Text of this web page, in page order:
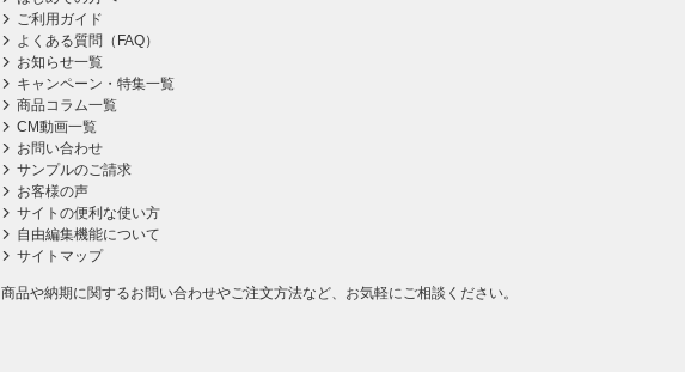
ご利用ガイド
よくある質問（FAQ）
お知らせ一覧
キャンペーン・特集一覧
商品コラム一覧
CM動画一覧
お問い合わせ
サンプルのご請求
お客様の声
サイトの便利な使い方
自由編集機能について
サイトマップ
商品や納期に関するお問い合わせやご注文方法など、お気軽にご相談ください。